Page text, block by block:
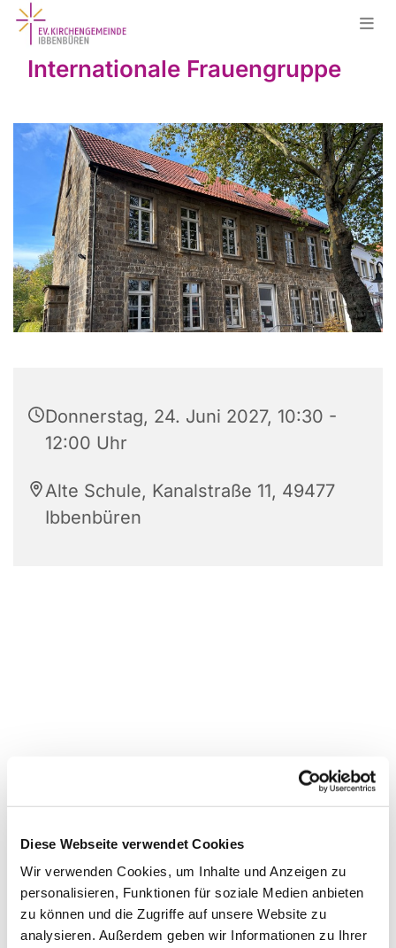
Diese Webseite verwendet Cookies
Wir verwenden Cookies, um Inhalte und Anzeigen zu
personalisieren, Funktionen für soziale Medien anbieten
zu können und die Zugriffe auf unsere Website zu
analysieren. Außerdem geben wir Informationen zu Ihrer
Internationale Frauengruppe
Donnerstag, 24. Juni 2027, 10:30 -
12:00 Uhr
Alte Schule, Kanalstraße 11, 49477
Ibbenbüren